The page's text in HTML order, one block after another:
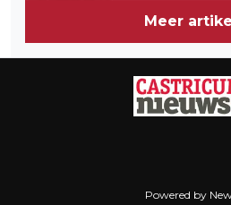
Meer
Powered by